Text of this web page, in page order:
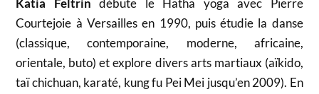
Katia Feltrindébute le Hatha yoga avec Pierre
Courtejoie à Versailles en 1990, puis étudie la danse
(classique, contemporaine, moderne, africaine,
orientale, buto) et explore divers arts martiaux (aïkido,
taï chichuan, karaté, kung fu Pei Mei jusqu’en 2009). En